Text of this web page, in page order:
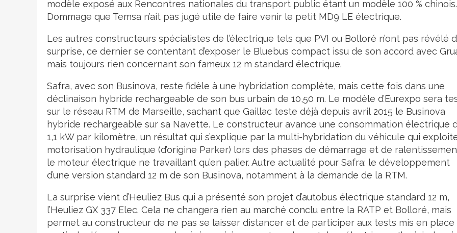
modèle exposé aux Rencontres nationales du transport public étant un modèle 100 % chinois.
Dommage que Temsa n’ait pas jugé utile de faire venir le petit MD9 LE électrique.
Les autres constructeurs spécialistes de l’électrique tels que PVI ou Bolloré n’ont pas révélé
surprise, ce dernier se contentant d’exposer le Bluebus compact issu de son accord avec
mais toujours rien concernant son fameux 12 m standard électrique.
Safra, avec son Businova, reste fidèle à une hybridation complète, mais cette fois dans une
déclinaison hybride rechargeable de son bus urbain de 10,50 m. Le modèle d’Eurexpo sera
sur le réseau RTM de Marseille, sachant que Gaillac teste déjà depuis avril 2015 le Businova
hybride rechargeable sur sa Navette. Le constructeur avance une consommation électrique
1,1 kW par kilomètre, un résultat qui s’explique par la multi-hybridation du véhicule qui
motorisation hydraulique (d’origine Parker) lors des phases de démarrage et de
le moteur électrique ne travaillant qu’en palier. Autre actualité pour Safra: le développement
d’une version standard 12 m de son Businova, notamment à la demande de la RTM.
La surprise vient d’Heuliez Bus qui a présenté son projet d’autobus électrique standard 12 m,
l’Heuliez GX 337 Elec. Cela ne changera rien au marché conclu entre la RATP et Bolloré, mais
permet au constructeur de ne pas se laisser distancer et de participer aux tests mis en place